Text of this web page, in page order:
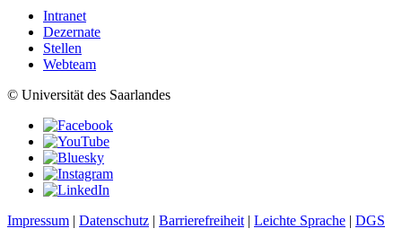
Intranet
Dezernate
Stellen
Webteam
© Universität des Saarlandes
Impressum | Datenschutz | Barrierefreiheit | Leichte Sprache | DGS